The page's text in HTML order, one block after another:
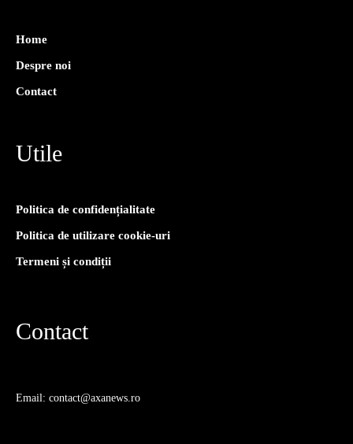
Home
Despre noi
Contact
Utile
Politica de confidențialitate
Politica de utilizare cookie-uri
Termeni și condiții
Contact
Email: contact@axanews.ro